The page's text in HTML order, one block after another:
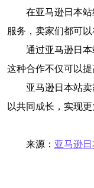
在亚马逊日本
服务，卖家们都可
通过亚马逊日
这种合作不仅可以
亚马逊日本站
以共同成长，实现
来源： 亚马逊